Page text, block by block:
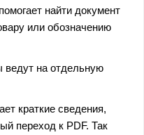
найти документ
или обозначению
ведут на отдельную
краткие сведения,
переход к PDF. Так